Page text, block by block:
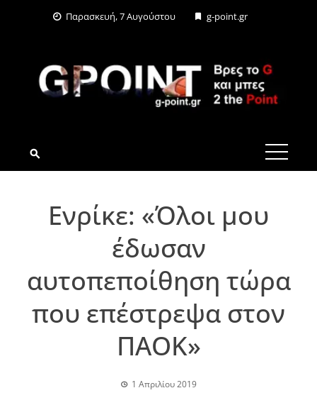
Παρασκευή, 7 Αυγούστου g-point.gr
G-POINT.GR
Ενρίκε: «Όλοι μου
έδωσαν
αυτοπεποίθηση τώρα
που επέστρεψα στον
ΠΑΟΚ»
1 Απριλίου 2019